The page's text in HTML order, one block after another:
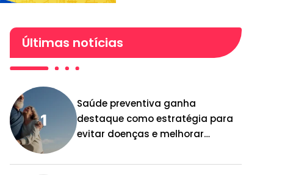
Últimas notícias
Saúde preventiva ganha
destaque como estratégia para
evitar doenças e melhorar